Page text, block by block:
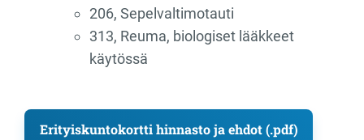
206, Sepelvaltimotauti
313, Reuma, biologiset lääkkeet
käytössä
Erityiskuntokortti hinnasto ja ehdot (.pdf)